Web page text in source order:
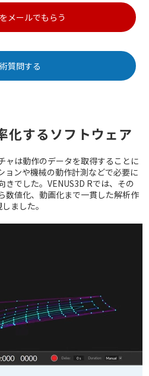
メールでもらう
質問する
化するソフトウェア
ャは動作のデータを取得することに
ョンや機械の動作計測などで必要に
きでした。VENUS3D Rでは、その
数値化、動画化まで一貫した解析作
ました。